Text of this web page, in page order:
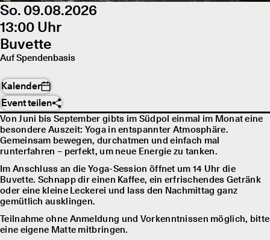
So. 09.08.2026
13:00 Uhr
Buvette
Auf Spendenbasis
Kalender
Event teilen
Von Juni bis September gibts im Südpol einmal im Monat eine
besondere Auszeit: Yoga in entspannter Atmosphäre.
Gemeinsam bewegen, durchatmen und einfach mal
runterfahren – perfekt, um neue Energie zu tanken.
Im Anschluss an die Yoga-Session öffnet um 14 Uhr die
Buvette. Schnapp dir einen Kaffee, ein erfrischendes Getränk
oder eine kleine Leckerei und lass den Nachmittag ganz
gemütlich ausklingen.
Teilnahme ohne Anmeldung und Vorkenntnissen möglich, bitte
eine eigene Matte mitbringen.